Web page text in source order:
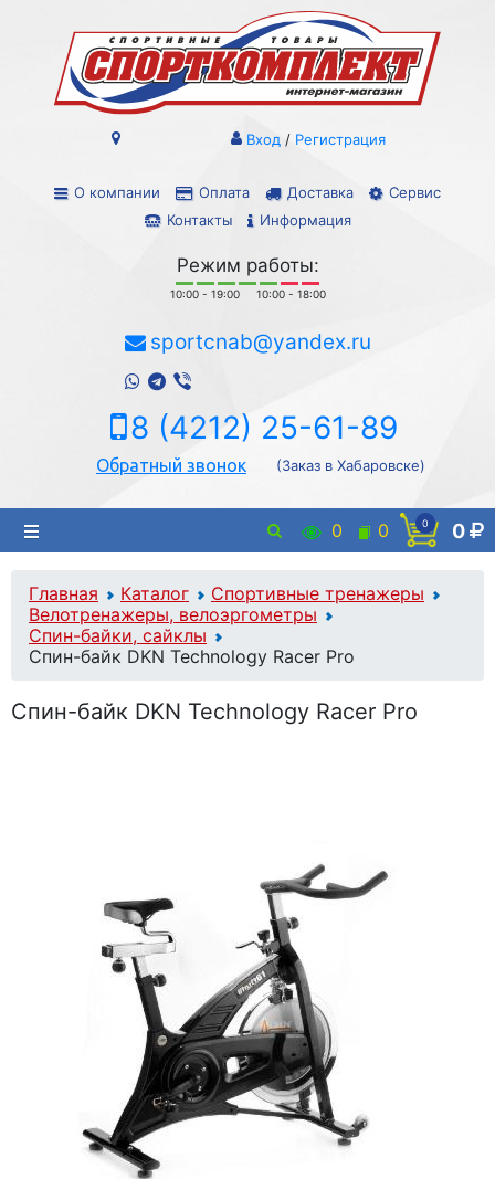
О компании Оплата Доставка
Сервис
Контакты
Информация
Вход / Регистрация
Режим работы:
10:00 - 19:00 10:00 - 18:00
sportcnab@yandex.ru
8 (4212) 25-61-89
Обратный звонок (Заказ в Хабаровске)
0 0 0 0
Главная Каталог
Спортивные тренажеры
Велотренажеры, велоэргометры
Спин-байки, сайклы
Спин-байк DKN Technology Racer Pro
Спин-байк DKN Technology Racer Pro